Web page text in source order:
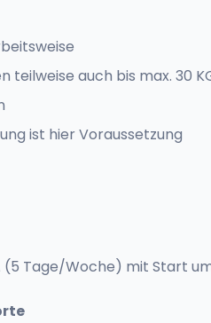
teilweise auch bis max. 30
ist hier Voraussetzung
(5 Tage/Woche) mit Start